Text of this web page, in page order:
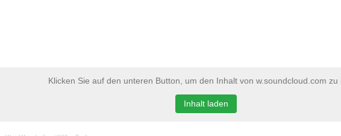
Klicken Sie auf den unteren Button, um den Inhalt von w.soundcloud.com zu
Inhalt laden